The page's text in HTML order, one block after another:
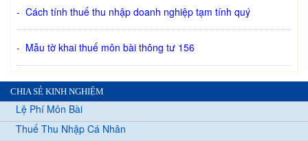
- Cách tính thuế thu nhập doanh nghiệp tạm tính quý
- Mẫu tờ khai thuế môn bài thông tư 156
CHIA SẺ KINH NGHIỆM
Lệ Phí Môn Bài
Thuế Thu Nhập Cá Nhân